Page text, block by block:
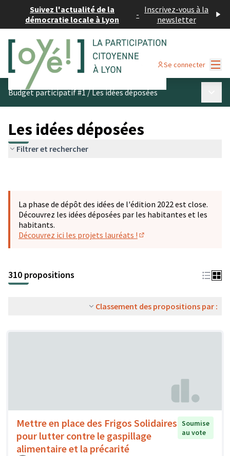
Suivez l'actualité de la
démocratie locale à Lyon
- Inscrivez-vous à la
newsletter
Se connecter
Budget participatif #1/Les idées déposées
Les idées déposées
Filtrer et rechercher
La phase de dépôt des idées de l'édition 2022 est close.
Découvrez les idées déposées par les habitantes et les
habitants.
Découvrez ici les projets lauréats !
310 propositions
Classement des propositions par :
Mettre en place des Frigos Solidaires
pour lutter contre le gaspillage
alimentaire et la précarité
Soumise
au vote